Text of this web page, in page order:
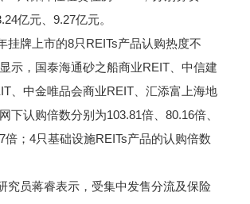
亿元、9.27亿元。
挂牌上市的8只REITs产品认购热度不
示，国泰海通砂之船商业REIT、中信建
、中金唯品会商业REIT、汇添富上海地
下认购倍数分别为103.81倍、80.16倍、
倍；4只基础设施REITs产品的认购倍数
究员蒋睿表示，受集中发售分流及保险